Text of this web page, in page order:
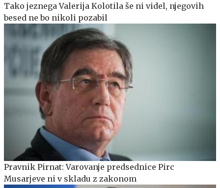
Tako jeznega Valerija Kolotila še ni videl, njegovih
besed ne bo nikoli pozabil
Pravnik Pirnat: Varovanje predsednice Pirc
Musarjeve ni v skladu z zakonom